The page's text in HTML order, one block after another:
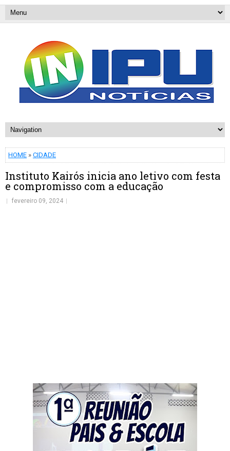
HOME » CIDADE
Instituto Kairós inicia ano letivo com festa
e compromisso com a educação
fevereiro 09, 2024